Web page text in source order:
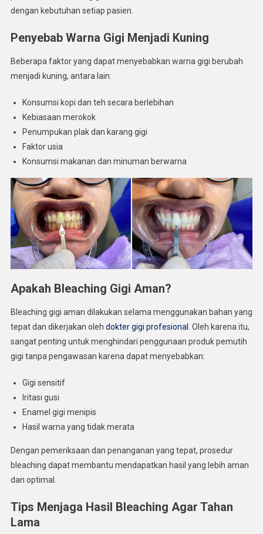
dengan kebutuhan setiap pasien.
Penyebab Warna Gigi Menjadi Kuning
Beberapa faktor yang dapat menyebabkan warna gigi berubah
menjadi kuning, antara lain:
Konsumsi kopi dan teh secara berlebihan
Kebiasaan merokok
Penumpukan plak dan karang gigi
Faktor usia
Konsumsi makanan dan minuman berwarna
Apakah Bleaching Gigi Aman?
Bleaching gigi aman dilakukan selama menggunakan bahan yang
tepat dan dikerjakan oleh dokter gigi profesional . Oleh karena itu,
sangat penting untuk menghindari penggunaan produk pemutih
gigi tanpa pengawasan karena dapat menyebabkan:
Gigi sensitif
Iritasi gusi
Enamel gigi menipis
Hasil warna yang tidak merata
Dengan pemeriksaan dan penanganan yang tepat, prosedur
bleaching dapat membantu mendapatkan hasil yang lebih aman
dan optimal.
Tips Menjaga Hasil Bleaching Agar Tahan
Lama